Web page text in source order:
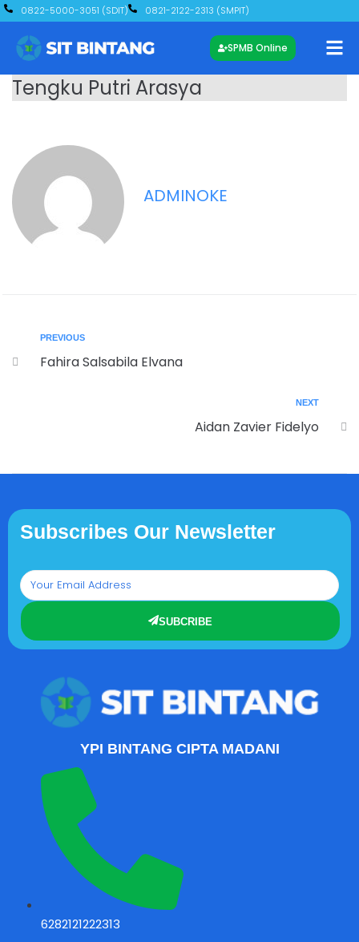
0822-5000-3051 (SDIT) 0821-2122-2313 (SMPIT)
SPMB Online
Tengku Putri Arasya
ADMINOKE
PREVIOUS
Fahira Salsabila Elvana
NEXT
Aidan Zavier Fidelyo
Subscribes Our Newsletter
SUBCRIBE
YPI BINTANG CIPTA MADANI
6282121222313